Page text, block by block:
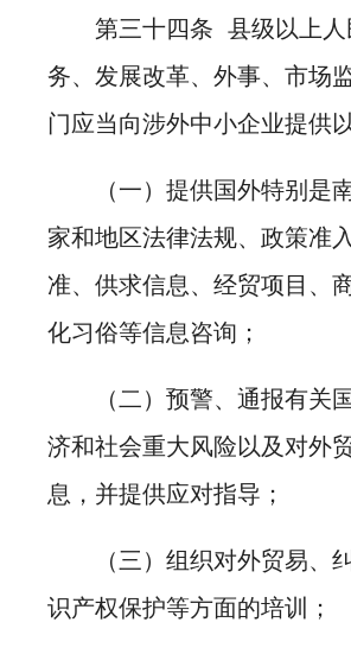
第三十四条 县级以上
务、发展改革、外事、市场
门应当向涉外中小企业提供
（一）提供国外特别是
家和地区法律法规、政策准
准、供求信息、经贸项目、
化习俗等信息咨询；
（二）预警、通报有关
济和社会重大风险以及对外
息，并提供应对指导；
（三）组织对外贸易、
识产权保护等方面的培训；